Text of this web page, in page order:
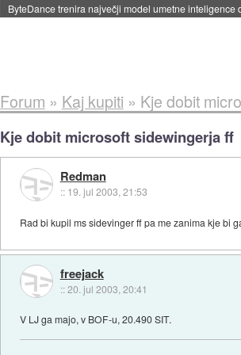
ByteDance trenira največji model umetne inteligence
Forum » Kaj kupiti » Kje dobit
Kje dobit microsoft sidewingerja ff
Redman
:: 19. jul 2003, 21:53
Rad bi kupil ms sidevinger ff pa me zanima kje bi
freejack
::20. jul 2003, 20:41
V LJ ga majo, v BOF-u, 20.490 SIT.